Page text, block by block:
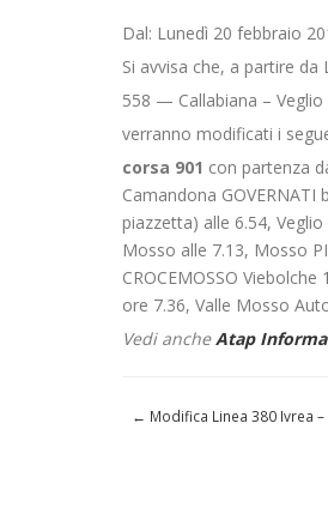
Dal: Lunedì 20 febbraio
Si avvisa che, a partire
558 — Callabiana – Veglio
verranno modificati i
corsa 901 con partenza
Camandona GOVERNATI
piazzetta) alle 6.54,
Mosso alle 7.13, Mosso
CROCEMOSSO
ore 7.36, Valle Mosso
Vedi ancheAtap Informa
← Modifica Linea 380 Ivrea